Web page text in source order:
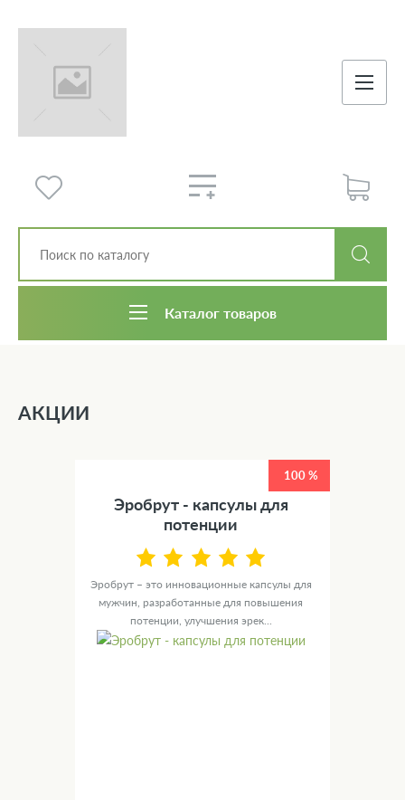
Каталог товаров
АКЦИИ
100 %
Эробрут - капсулы для
потенции
Эробрут – это инновационные капсулы для
мужчин, разработанные для повышения
потенции, улучшения эрек...